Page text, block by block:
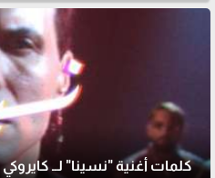
كلمات أغنية "نسينا" لــ كايروكي